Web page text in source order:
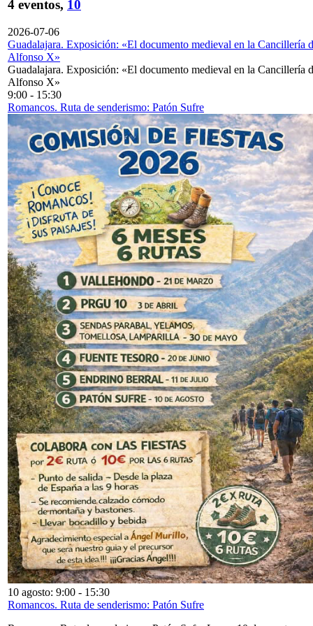
4 eventos, 10
2026-07-06
Guadalajara. Exposición: «El documento medieval en la Cancillería
Alfonso X»
Guadalajara. Exposición: «El documento medieval en la Cancillería
Alfonso X»
9:00 - 15:30
Romancos. Ruta de senderismo: Patón Sufre
10 agosto: 9:00 - 15:30
Romancos. Ruta de senderismo: Patón Sufre